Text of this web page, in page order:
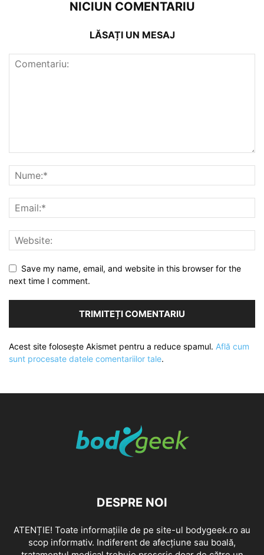
NICIUN COMENTARIU
LĂSAȚI UN MESAJ
Save my name, email, and website in this browser for the
next time I comment.
Acest site folosește Akismet pentru a reduce spamul. Află cum
sunt procesate datele comentariilor tale.
DESPRE NOI
ATENȚIE! Toate informațiile de pe site-ul bodygeek.ro au
scop informativ. Indiferent de afecțiune sau boală,